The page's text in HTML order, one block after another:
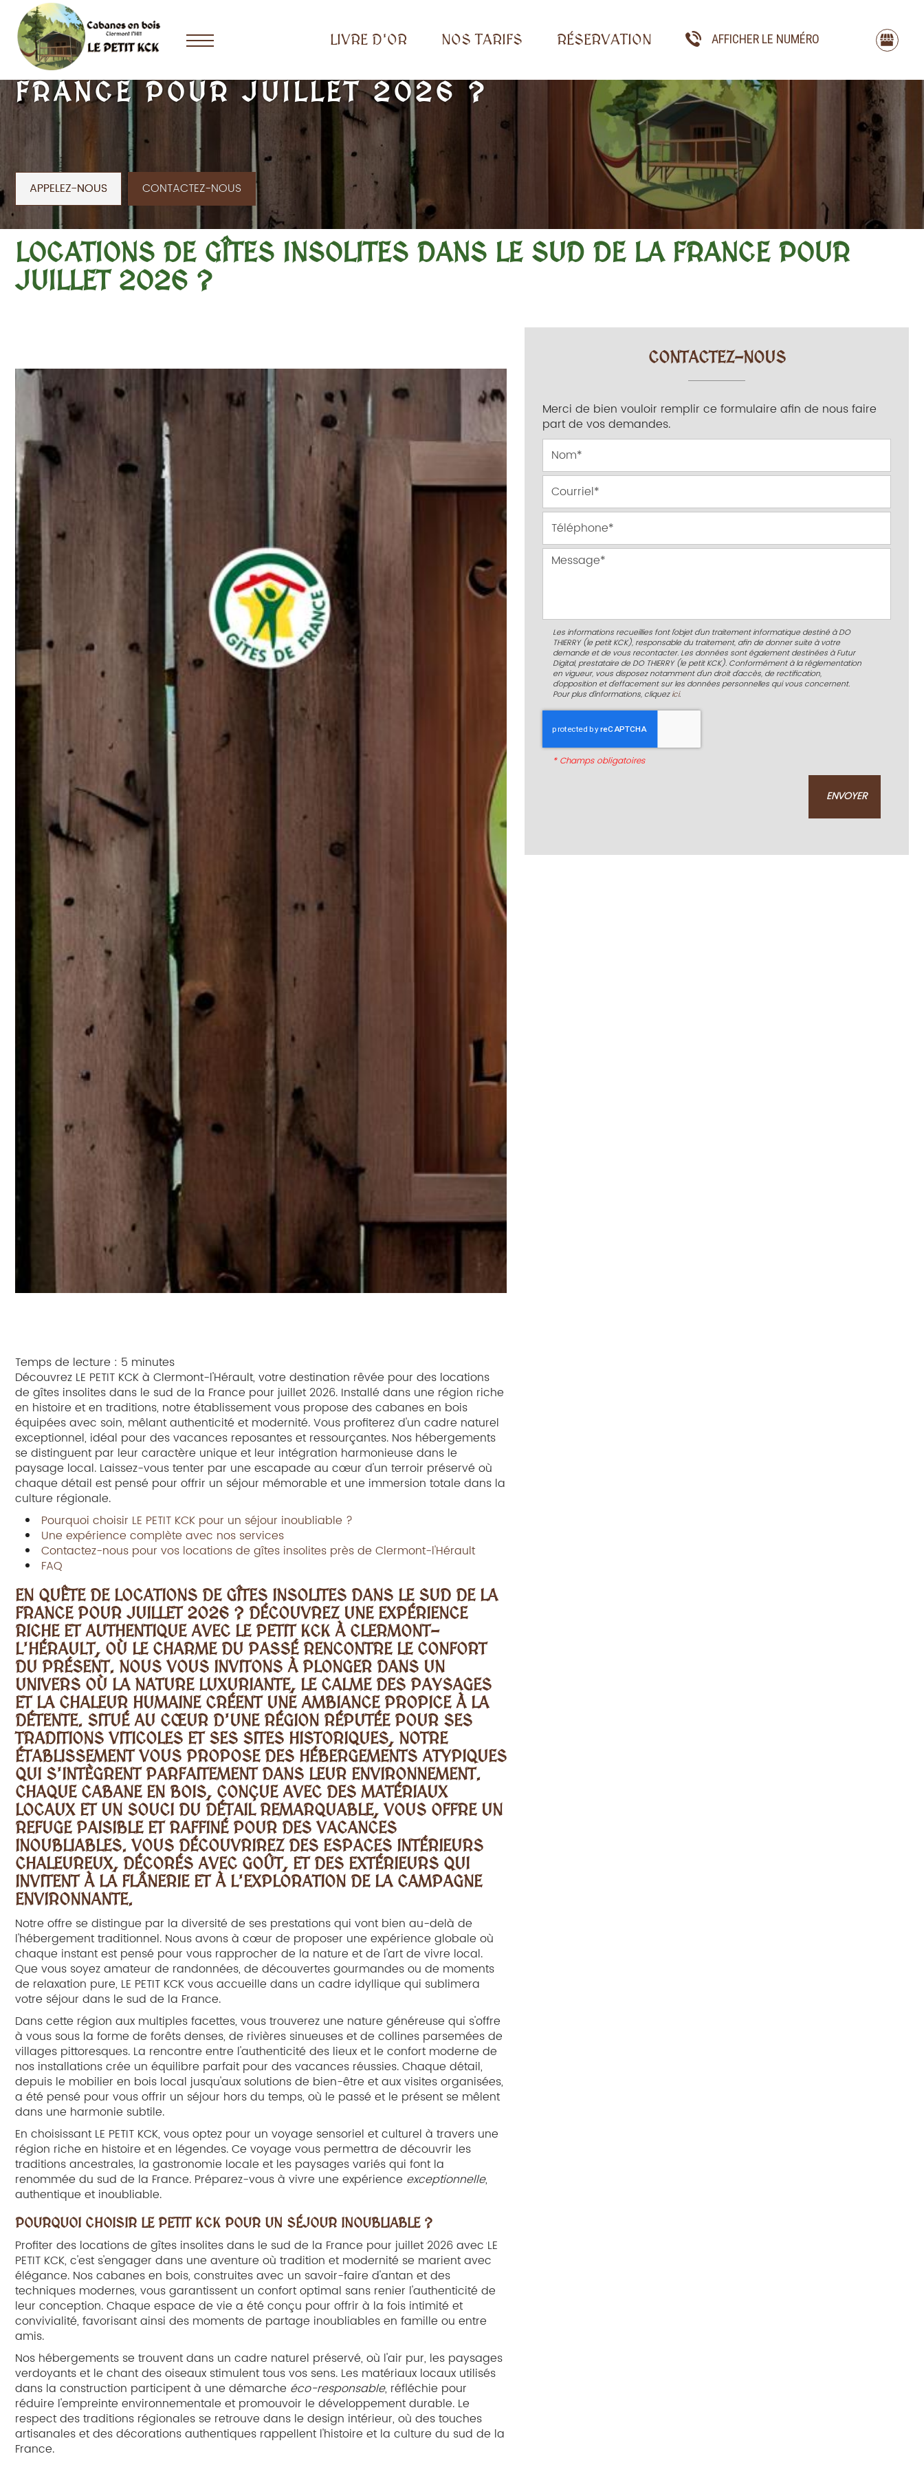
LIVRE D'OR NOS TARIFS RÉSERVATION AFFICHER LE NUMÉRO
LOCATIONS DE GÎTES INSOLITES DANS LE SUD DE LA
FRANCE POUR JUILLET 2026 ?
APPELEZ-NOUS CONTACTEZ-NOUS
LOCATIONS DE GÎTES INSOLITES DANS LE SUD DE LA FRANCE POUR
JUILLET 2026 ?
Temps de lecture : 5 minutes
Découvrez LE PETIT KCK à Clermont-l'Hérault, votre destination rêvée pour des locations
de gîtes insolites dans le sud de la France pour juillet 2026. Installé dans une région riche
en histoire et en traditions, notre établissement vous propose des cabanes en bois
équipées avec soin, mêlant authenticité et modernité. Vous profiterez d'un cadre naturel
exceptionnel, idéal pour des vacances reposantes et ressourçantes. Nos hébergements
se distinguent par leur caractère unique et leur intégration harmonieuse dans le
paysage local. Laissez-vous tenter par une escapade au cœur d'un terroir préservé où
chaque détail est pensé pour offrir un séjour mémorable et une immersion totale dans la
culture régionale.
Pourquoi choisir LE PETIT KCK pour un séjour inoubliable ?
Une expérience complète avec nos services
Contactez-nous pour vos locations de gîtes insolites près de Clermont-l'Hérault
FAQ
EN QUÊTE DE LOCATIONS DE GÎTES INSOLITES DANS LE SUD DE LA
FRANCE POUR JUILLET 2026 ? DÉCOUVREZ UNE EXPÉRIENCE
RICHE ET AUTHENTIQUE AVEC LE PETIT KCK À CLERMONT-
L'HÉRAULT, OÙ LE CHARME DU PASSÉ RENCONTRE LE CONFORT
DU PRÉSENT. NOUS VOUS INVITONS À PLONGER DANS UN
UNIVERS OÙ LA NATURE LUXURIANTE, LE CALME DES PAYSAGES
ET LA CHALEUR HUMAINE CRÉENT UNE AMBIANCE PROPICE À LA
DÉTENTE. SITUÉ AU CŒUR D'UNE RÉGION RÉPUTÉE POUR SES
TRADITIONS VITICOLES ET SES SITES HISTORIQUES, NOTRE
ÉTABLISSEMENT VOUS PROPOSE DES HÉBERGEMENTS ATYPIQUES
QUI S'INTÈGRENT PARFAITEMENT DANS LEUR ENVIRONNEMENT.
CHAQUE CABANE EN BOIS, CONÇUE AVEC DES MATÉRIAUX
LOCAUX ET UN SOUCI DU DÉTAIL REMARQUABLE, VOUS OFFRE UN
REFUGE PAISIBLE ET RAFFINÉ POUR DES VACANCES
INOUBLIABLES. VOUS DÉCOUVRIREZ DES ESPACES INTÉRIEURS
CHALEUREUX, DÉCORÉS AVEC GOÛT, ET DES EXTÉRIEURS QUI
INVITENT À LA FLÂNERIE ET À L'EXPLORATION DE LA CAMPAGNE
ENVIRONNANTE.
Notre offre se distingue par la diversité de ses prestations qui vont bien au-delà de
l'hébergement traditionnel. Nous avons à cœur de proposer une expérience globale où
chaque instant est pensé pour vous rapprocher de la nature et de l'art de vivre local.
Que vous soyez amateur de randonnées, de découvertes gourmandes ou de moments
de relaxation pure, LE PETIT KCK vous accueille dans un cadre idyllique qui sublimera
votre séjour dans le sud de la France.
Dans cette région aux multiples facettes, vous trouverez une nature généreuse qui s'offre
à vous sous la forme de forêts denses, de rivières sinueuses et de collines parsemées de
villages pittoresques. La rencontre entre l'authenticité des lieux et le confort moderne de
nos installations crée un équilibre parfait pour des vacances réussies. Chaque détail,
depuis le mobilier en bois local jusqu'aux solutions de bien-être et aux visites organisées,
a été pensé pour vous offrir un séjour hors du temps, où le passé et le présent se mêlent
dans une harmonie subtile.
En choisissant LE PETIT KCK, vous optez pour un voyage sensoriel et culturel à travers une
région riche en histoire et en légendes. Ce voyage vous permettra de découvrir les
traditions ancestrales, la gastronomie locale et les paysages variés qui font la
renommée du sud de la France. Préparez-vous à vivre une expérience exceptionnelle,
authentique et inoubliable.
POURQUOI CHOISIR LE PETIT KCK POUR UN SÉJOUR INOUBLIABLE ?
Profiter des locations de gîtes insolites dans le sud de la France pour juillet 2026 avec LE
PETIT KCK, c'est s'engager dans une aventure où tradition et modernité se marient avec
élégance. Nos cabanes en bois, construites avec un savoir-faire d'antan et des
techniques modernes, vous garantissent un confort optimal sans renier l'authenticité de
leur conception. Chaque espace de vie a été conçu pour offrir à la fois intimité et
convivialité, favorisant ainsi des moments de partage inoubliables en famille ou entre
amis.
Nos hébergements se trouvent dans un cadre naturel préservé, où l'air pur, les paysages
verdoyants et le chant des oiseaux stimulent tous vos sens. Les matériaux locaux utilisés
dans la construction participent à une démarche éco-responsable, réfléchie pour
réduire l'empreinte environnementale et promouvoir le développement durable. Le
respect des traditions régionales se retrouve dans le design intérieur, où des touches
artisanales et des décorations authentiques rappellent l'histoire et la culture du sud de la
France.
CONTACTEZ-NOUS
Merci de bien vouloir remplir ce formulaire afin de nous faire
part de vos demandes.
Les informations recueillies font l’objet d’un traitement informatique destiné àDO
THIERRY (le petit KCK), responsable du traitement, afin de donner suite à votre
demande et de vous recontacter. Les données sont également destinées à Futur
Digital, prestataire de DO THIERRY (le petit KCK). Conformément à la réglementation
en vigueur, vous disposez notamment d'un droit d'accès, de rectification,
d'opposition et d'effacement sur les données personnelles qui vous concernent.
Pour plus d’informations, cliquezici.
* Champs obligatoires